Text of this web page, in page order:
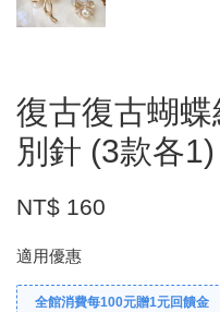
復古復古蝴
別針 (3款各1)
NT$ 160
適用優惠
全館消費每100元贈1元回饋金